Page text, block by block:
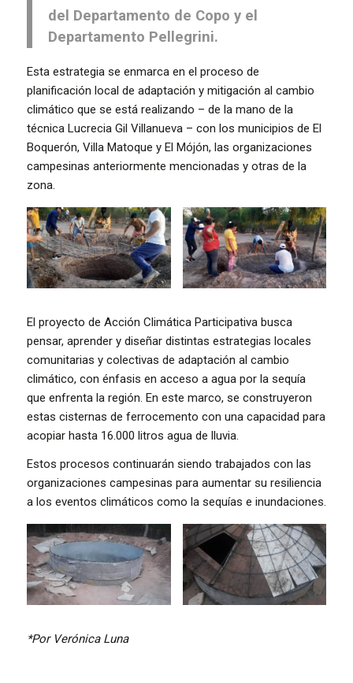
del Departamento de Copo y el
Departamento Pellegrini.
Esta estrategia se enmarca en el proceso de
planificación local de adaptación y mitigación al cambio
climático que se está realizando – de la mano de la
técnica Lucrecia Gil Villanueva – con los municipios de El
Boquerón, Villa Matoque y El Mójón, las organizaciones
campesinas anteriormente mencionadas y otras de la
zona.
El proyecto de Acción Climática Participativa busca
pensar, aprender y diseñar distintas estrategias locales
comunitarias y colectivas de adaptación al cambio
climático, con énfasis en acceso a agua por la sequía
que enfrenta la región. En este marco, se construyeron
estas cisternas de ferrocemento con una capacidad para
acopiar hasta 16.000 litros agua de lluvia.
Estos procesos continuarán siendo trabajados con las
organizaciones campesinas para aumentar su resiliencia
a los eventos climáticos como la sequías e inundaciones.
*Por Verónica Luna